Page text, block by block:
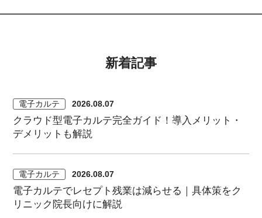
新着記事
電子カルテ 2026.08.07
クラウド型電子カルテ完全ガイド！導入メリット・
デメリットも解説
電子カルテ 2026.08.07
電子カルテでレセプト残業は減らせる｜具体策をク
リニック院長向けに解説